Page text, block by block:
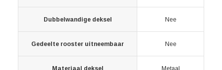
Dubbelwandige deksel Nee
Gedeelte rooster uitneembaar Nee
Materiaal deksel Metaal